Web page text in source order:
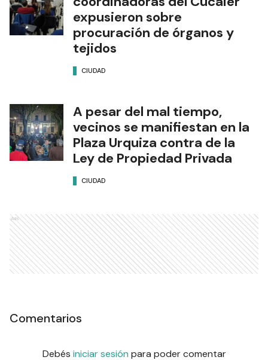
expusieron sobre
procuración de órganos y
tejidos
CIUDAD
A pesar del mal tiempo,
vecinos se manifiestan en la
Plaza Urquiza contra de la
Ley de Propiedad Privada
CIUDAD
Ads
Comentarios
Debés iniciar sesión para poder comentar